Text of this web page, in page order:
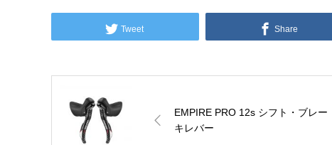
Tweet Share
EMPIRE PRO 12s シフト・ブレー
キレバー